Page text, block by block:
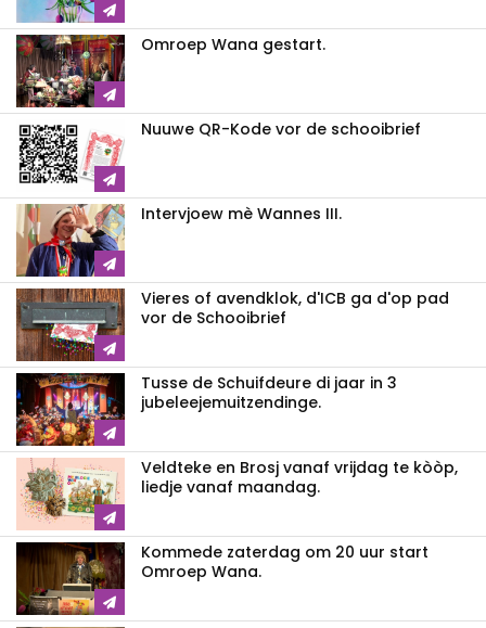
Omroep Wana gestart.
Nuuwe QR-Kode vor de schooibrief
Intervjoew mè Wannes III.
Vieres of avendklok, d'ICB ga d'op pad
vor de Schooibrief
Tusse de Schuifdeure di jaar in 3
jubeleejemuitzendinge.
Veldteke en Brosj vanaf vrijdag te kòòp,
liedje vanaf maandag.
Kommede zaterdag om 20 uur start
Omroep Wana.